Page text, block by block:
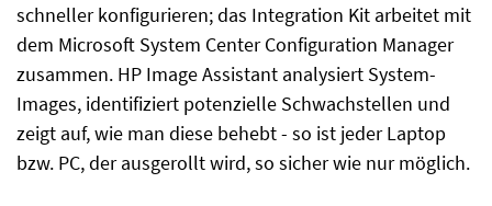
schneller konfigurieren; das Integration Kit arbeitet mit
dem Microsoft System Center Configuration Manager
zusammen. HP Image Assistant analysiert System-
Images, identifiziert potenzielle Schwachstellen und
zeigt auf, wie man diese behebt - so ist jeder Laptop
bzw. PC, der ausgerollt wird, so sicher wie nur möglich.